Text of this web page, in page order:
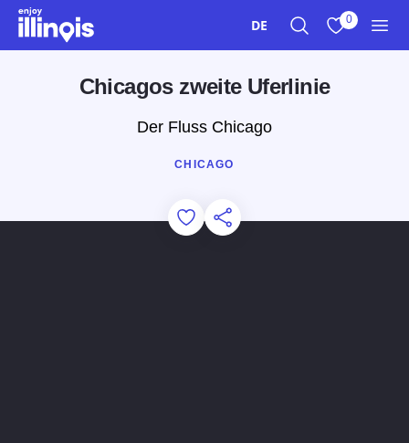
Zum Hauptinhalt springen
DE 0
Chicagos zweite Uferlinie
Der Fluss Chicago
CHICAGO
Add to Favorites
Diese Seite teilen